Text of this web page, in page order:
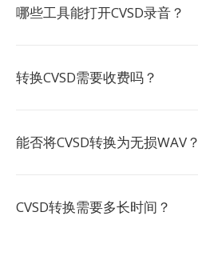
哪些工具能打开CVSD录音？
转换CVSD需要收费吗？
能否将CVSD转换为无损WAV？
CVSD转换需要多长时间？